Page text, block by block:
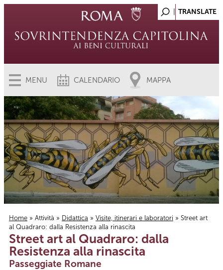
MENU CALENDARIO MAPPA
Tu sei qui
Home » Attività » Didattica » Visite, itinerari e laboratori » Street art
al Quadraro: dalla Resistenza alla rinascita
Street art al Quadraro: dalla
Resistenza alla rinascita
Passeggiate Romane